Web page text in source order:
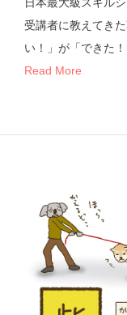
受講者に教えてき
い！」が「できた
Read More